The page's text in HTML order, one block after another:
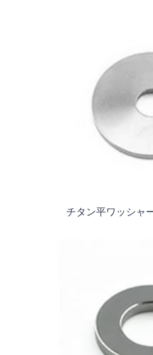
チタン平ワッシ